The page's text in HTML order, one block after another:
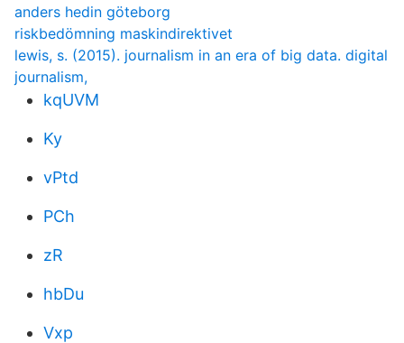
anders hedin göteborg
riskbedömning maskindirektivet
lewis, s. (2015). journalism in an era of big data. digital
journalism,
kqUVM
Ky
vPtd
PCh
zR
hbDu
Vxp